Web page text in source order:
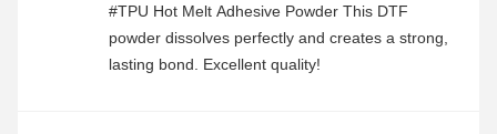
#TPU Hot Melt Adhesive Powder This DTF
powder dissolves perfectly and creates a strong,
lasting bond. Excellent quality!